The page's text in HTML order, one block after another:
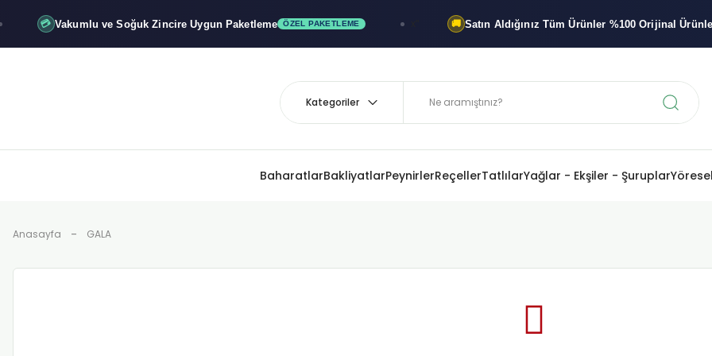
Vakumlu ve SoğukZincire Uygun Paketleme ÖZEL PAKETLEME Satın Aldığınız Tüm Ürünler%100 OrijinalÜrünlerdir
BaharatlarBakliyatlarPeynirlerReçellerTatlılarYağlar - Ekşiler - Şuruplar
Anasayfa GALA